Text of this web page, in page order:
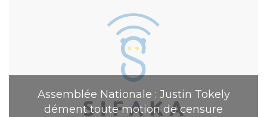
Assemblée Nationale : Justin Tokely
dément toute motion de censure